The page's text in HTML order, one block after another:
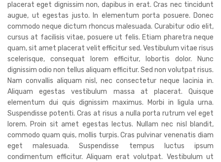
placerat eget dignissim non, dapibus in erat. Cras nec tincidunt
augue, ut egestas justo. In elementum porta posuere. Donec
commodo neque dictum rhoncus malesuada. Curabitur odio elit,
cursus at facilisis vitae, posuere ut felis. Etiam pharetra neque
quam, sit amet placerat velit efficitur sed. Vestibulum vitae risus
scelerisque, consequat lorem efficitur, lobortis dolor. Nunc
dignissim odio non tellus aliquam efficitur. Sed non volutpat risus.
Nam convallis aliquam nisl, nec consectetur neque lacinia in.
Aliquam egestas vestibulum massa at placerat. Quisque
elementum dui quis dignissim maximus. Morbi in ligula urna.
Suspendisse potenti. Cras at risus a nulla porta rutrum vel eget
lorem. Proin sit amet egestas lectus. Nullam nec nisl blandit,
commodo quam quis, mollis turpis. Cras pulvinar venenatis diam
eget malesuada. Suspendisse tempus luctus ipsum
condimentum efficitur. Aliquam erat volutpat. Vestibulum ut